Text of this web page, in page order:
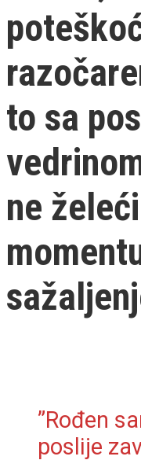
to sa
ne
”Rođen
poslije